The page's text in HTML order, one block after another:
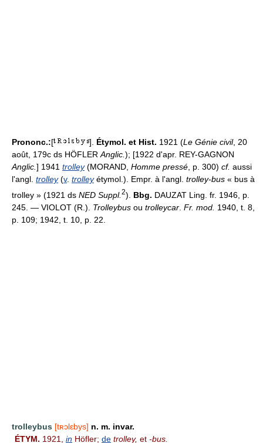
Prononc.:[ ]. Étymol. et Hist. 1921 (Le Génie civil, 20
août, 179c ds HÖFLER Anglic. ); [1922 d'apr. REY-GAGNON
Anglic. ] 1941 trolley(MORAND, Homme pressé , p. 300) cf. aussi
l'angl. trolley(v. trolleyétymol.). Empr. à l'angl. trolley-bus « bus à
trolley » (1921 ds NED Suppl. 2). Bbg. DAUZAT Ling. fr. 1946, p.
245. — VIOLOT (R.). Trolleybus ou trolleycar Fr. mod. 1940, t. 8,
p. 109; 1942, t. 10, p. 22.
trolleybus [tʀɔlɛbys] n. m. invar.
ÉTYM. 1921, in Höfler; de trolley, et -bus.